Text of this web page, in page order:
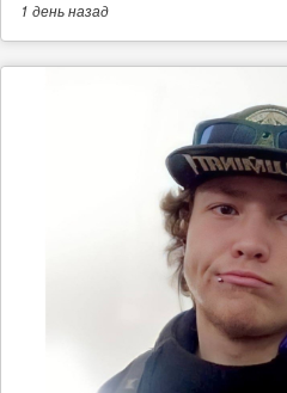
1 деньназад